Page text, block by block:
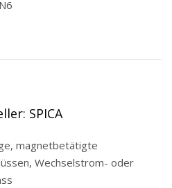
SPICA
magnetbetätigte
Wechselstrom- oder